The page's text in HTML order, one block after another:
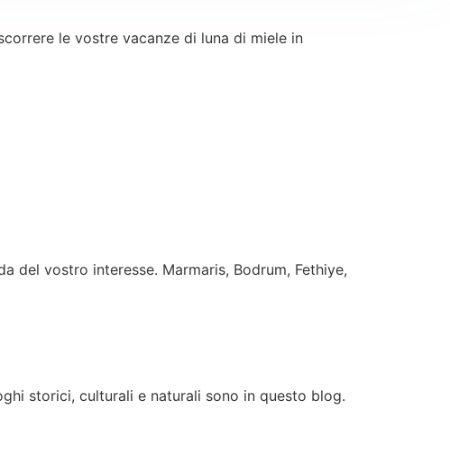
le vostre vacanze di luna di miele in
del vostro interesse. Marmaris, Bodrum, Fethiye,
storici, culturali e naturali sono in questo blog.